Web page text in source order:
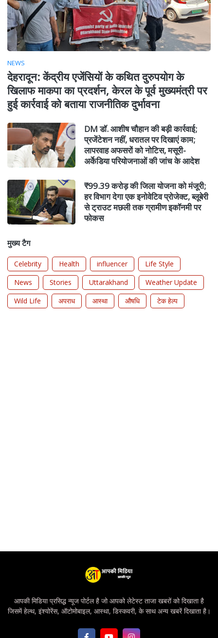
NEWS
देहरादून: केंद्रीय एजेंसियों के कथित दुरुपयोग के
खिलाफ माकपा का प्रदर्शन, केरल के पूर्व मुख्यमंत्री पर
हुई कार्रवाई को बताया राजनीतिक दुर्भावना
DM डॉ. आशीष चौहान की बड़ी कार्रवाई;
प्रजेंटेशन नहीं, धरातल पर दिखाएं काम;
लापरवाह अफसरों को नोटिस, मसूरी-
अर्केडिया परियोजनाओं की जांच के आदेश
₹99.39 करोड़ की जिला योजना को मंजूरी;
हर विभाग देगा एक इनोवेटिव प्रोजेक्ट, ब्लूबेरी
से ट्राउट मछली तक ग्रामीण इकॉनमी पर
फोकस
मुख्य टैग
Celebrity Health influencer
Life Style
News
Stories Uttarakhand
Weather Update
Wild Life
अपराध आस्था औषधि टेक हेल्प
आपकी मिडिया प्रसिद्ध न्यूज पोर्टल है जो आपको लेटेस्ट ताजा खबरों को दिखाता है
जिसमें हेल्थ, इंश्योरेंस, ऑटोमोबाइल, आस्था, डिस्कवरी, के साथ अन्य खबरें दिखाता है।